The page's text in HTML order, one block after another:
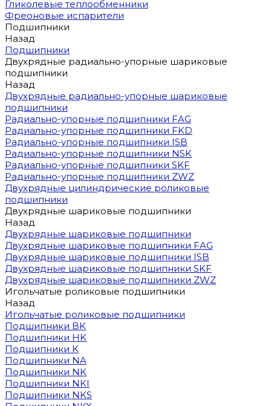
Гликолевые теплообменники
Фреоновые испарители
Подшипники
Назад
Подшипники
Двухрядные радиально-упорные шариковые
подшипники
Назад
Двухрядные радиально-упорные шариковые
подшипники
Радиально-упорные подшипники FAG
Радиально-упорные подшипники FKD
Радиально-упорные подшипники ISB
Радиально-упорные подшипники NSK
Радиально-упорные подшипники SKF
Радиально-упорные подшипники ZWZ
Двухрядные цилиндрические роликовые
подшипники
Двухрядные шариковые подшипники
Назад
Двухрядные шариковые подшипники
Двухрядные шариковые подшипники FAG
Двухрядные шариковые подшипники ISB
Двухрядные шариковые подшипники SKF
Двухрядные шариковые подшипники ZWZ
Игольчатые роликовые подшипники
Назад
Игольчатые роликовые подшипники
Подшипники BK
Подшипники HK
Подшипники K
Подшипники NA
Подшипники NK
Подшипники NKI
Подшипники NKS